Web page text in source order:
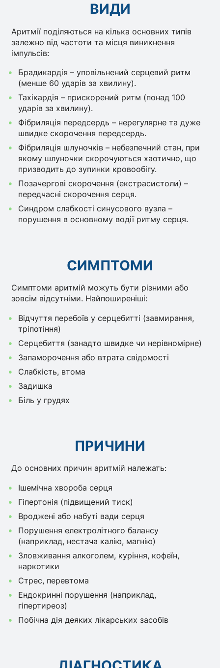
ВИДИ
Аритмії поділяються на кілька основних типів
залежно від частоти та місця виникнення
імпульсів:
Брадикардія – уповільнений серцевий ритм
(менше 60 ударів за хвилину).
Тахікардія – прискорений ритм (понад 100
ударів за хвилину).
Фібриляція передсердь – нерегулярне та дуже
швидке скорочення передсердь.
Фібриляція шлуночків – небезпечний стан, при
якому шлуночки скорочуються хаотично, що
призводить до зупинки кровообігу.
Позачергові скорочення (екстрасистоли) –
передчасні скорочення серця.
Синдром слабкості синусового вузла –
порушення в основному водії ритму серця.
СИМПТОМИ
Симптоми аритмій можуть бути різними або
зовсім відсутніми. Найпоширеніші:
Відчуття перебоїв у серцебитті (завмирання,
тріпотіння)
Серцебиття (занадто швидке чи нерівномірне)
Запаморочення або втрата свідомості
Слабкість, втома
Задишка
Біль у грудях
ПРИЧИНИ
До основних причин аритмій належать:
Ішемічна хвороба серця
Гіпертонія (підвищений тиск)
Вроджені або набуті вади серця
Порушення електролітного балансу
(наприклад, нестача калію, магнію)
Зловживання алкоголем, куріння, кофеїн,
наркотики
Стрес, перевтома
Ендокринні порушення (наприклад,
гіпертиреоз)
Побічна дія деяких лікарських засобів